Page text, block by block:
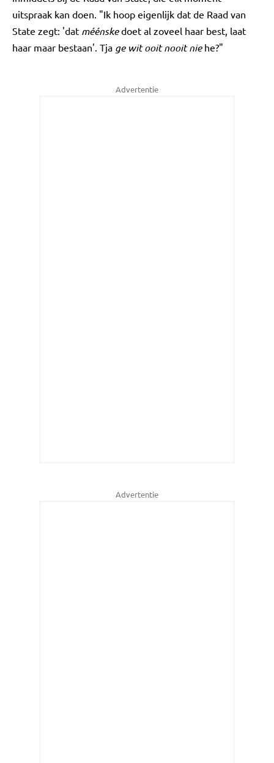
uitspraak kan doen. "Ik hoop eigenlijk dat de Raad van
State zegt: 'dat méénskedoet al zoveel haar best, laat
haar maar bestaan'. Tja ge wit ooit nooit niehe?"
Advertentie
Advertentie